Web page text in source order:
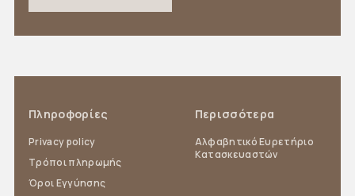
Πληροφορίες
Privacy policy
Τρόποι πληρωμής
Όροι Εγγύησης
Περισσότερα
Αλφαβητικό Ευρετήριο
Κατασκευαστών